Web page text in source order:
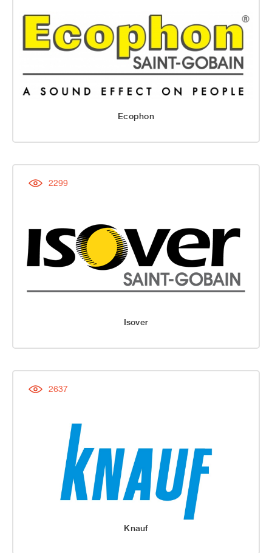
Ecophon
2299
Isover
2637
Knauf